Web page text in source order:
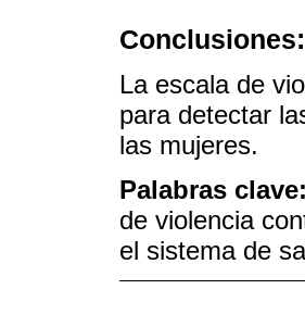
Conclusiones:
La escala de
para detectar
las mujeres.
Palabras clave:
de violencia
el sistema de